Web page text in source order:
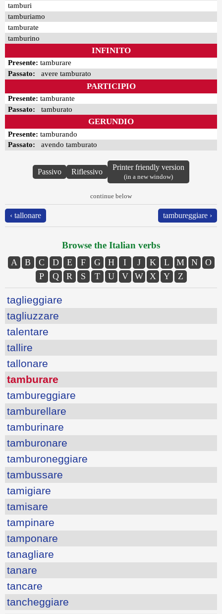
tamburi
tamburiamo
tamburate
tamburino
INFINITO
Presente: tamburare
Passato: avere tamburato
PARTICIPIO
Presente: tamburante
Passato: tamburato
GERUNDIO
Presente: tamburando
Passato: avendo tamburato
Passivo Riflessivo
Printer friendly version
(in a new window)
continue below
‹ tallonare tambureggiare ›
Browse the Italian verbs
A B C D E F G H I J K L M N
O
P
Q R S T U V W X Y Z
taglieggiare
tagliuzzare
talentare
tallire
tallonare
tamburare
tambureggiare
tamburellare
tamburinare
tamburonare
tamburoneggiare
tambussare
tamigiare
tamisare
tampinare
tamponare
tanagliare
tanare
tancare
tancheggiare